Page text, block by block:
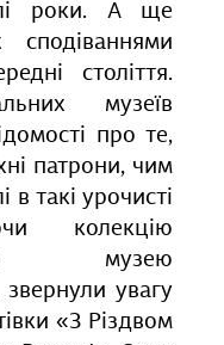
роки. А ще
століття.
музеїв
про те,
патрони, чим
в такі урочисті
колекцію
музею
увагу
«З Різдвом